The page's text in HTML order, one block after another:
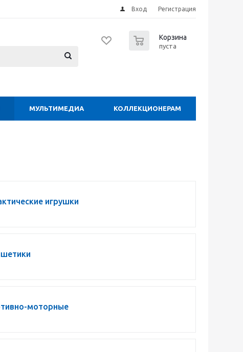
Вход Регистрация
Корзина
пуста
МУЛЬТИМЕДИА КОЛЛЕКЦИОНЕРАМ
игрушки
моторные